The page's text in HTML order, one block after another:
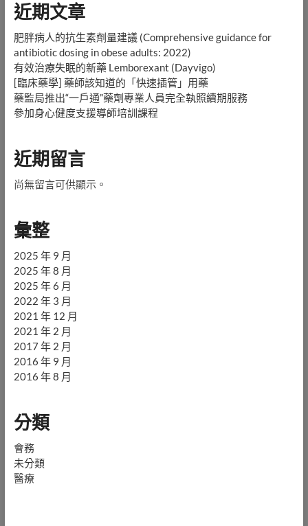
近期文章
肥胖病人的抗生素劑量建議 (Comprehensive guidance for
antibiotic dosing in obese adults: 2022)
有效治療失眠的新藥 Lemborexant (Dayvigo)
[臨床藥學] 藥師該知道的「快速插管」用藥
藥監局推出“一戶通”藥劑專業人員完全執照續期服務
參加身心健度支援導師培訓課程
近期留言
尚無留言可供顯示。
彙整
2025 年 9 月
2025 年 8 月
2025 年 6 月
2022 年 3 月
2021 年 12 月
2021 年 2 月
2017 年 2 月
2016 年 9 月
2016 年 8 月
分類
會務
未分類
醫療